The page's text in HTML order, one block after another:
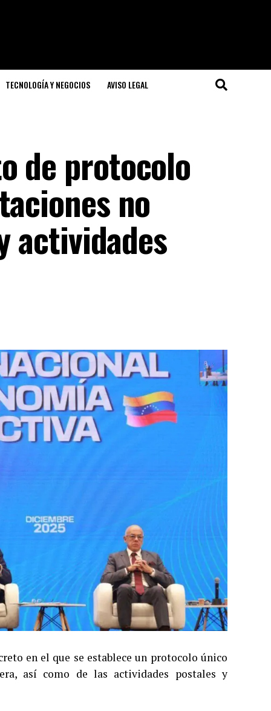
TECNOLOGÍA Y NEGOCIOS AVISO LEGAL
de protocolo
no
actividades
en el que se establece un protocolo único
así como de las actividades postales y